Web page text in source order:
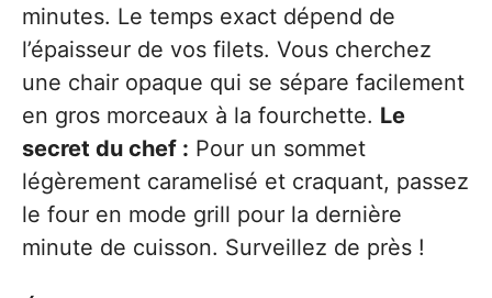
minutes. Le temps exact dépend de
l’épaisseur de vos filets. Vous cherchez
une chair opaque qui se sépare facilement
en gros morceaux à la fourchette. Le
secret du chef : Pour un sommet
légèrement caramelisé et craquant, passez
le four en mode grill pour la dernière
minute de cuisson. Surveillez de près !